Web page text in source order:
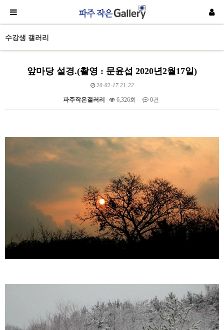
수강생 갤러리
앞마당 설경.(촬영 : 문윤섭 2020년2월17일)
20-02-17 21:22
파주작은갤러리 6,326회 0건